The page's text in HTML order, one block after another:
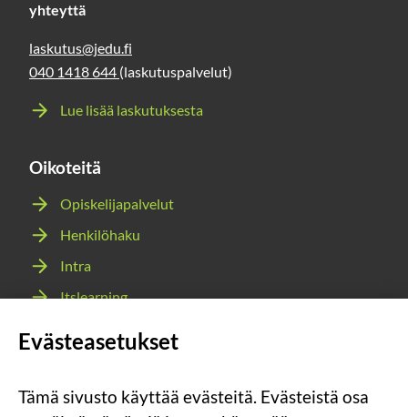
yhteyttä
laskutus@jedu.fi
040 1418 644 (laskutuspalvelut)
Lue lisää laskutuksesta
Oikoteitä
Opiskelijapalvelut
Henkilöhaku
Intra
Itslearning
Evästeasetukset
Tämä sivusto käyttää evästeitä. Evästeistä osa